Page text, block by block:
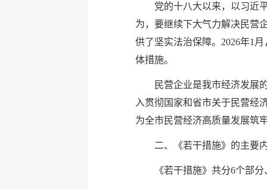
党的十八大以来，以习近
为，要继续下大气力解决民营
供了坚实法治保障。2026年1
体措施。
民营企业是我市经济发展
入贯彻国家和省市关于民营经
为全市民营经济高质量发展筑
二、《若干措施》的主要
《若干措施》共分6个部